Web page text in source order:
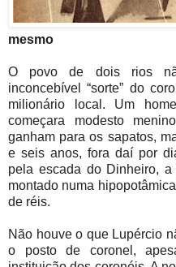
mesmo
O povo de dois rios
inconcebível “sorte” do
milionário local. Um
começara modesto
ganham para os sapatos,
e seis anos, fora daí por
pela escada do Dinheiro,
montado numa
de réis.
Não houve o que Lupércio
o posto de coronel,